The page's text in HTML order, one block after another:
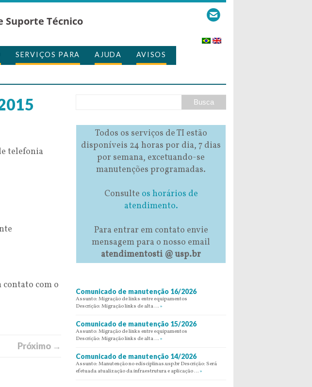
Suporte Técnico
SERVIÇOS PARA AJUDA AVISOS
telefonia
contato com o
Próximo →
Todos os serviços de TI estão
disponíveis 24 horas por dia, 7 dias
por semana, excetuando-se
manutenções programadas.
Consulte os horários de
atendimento.
Para entrar em contato envie
mensagem para o nosso email
atendimentosti @ usp.br
Comunicado de manutenção 16/2026
Assunto: Migração de links entre equipamentos
Descrição: Migração links de alta … »
Comunicado de manutenção 15/2026
Assunto: Migração de links entre equipamentos
Descrição: Migração links de alta … »
Comunicado de manutenção 14/2026
Assunto: Manutenção no edisciplinas.usp.br Descrição: Será
efetuada atualização da infraestrutura e aplicação … »